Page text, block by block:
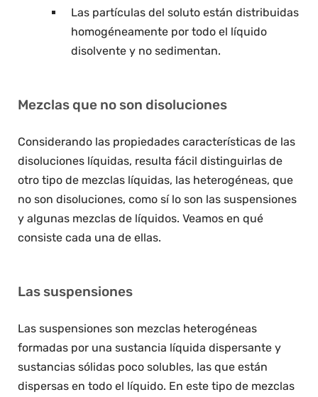
Las partículas del soluto están distribuidas
homogéneamente por todo el líquido
disolvente y no sedimentan.
Mezclas que no son disoluciones
Considerando las propiedades características de las
disoluciones líquidas, resulta fácil distinguirlas de
otro tipo de mezclas líquidas, las heterogéneas, que
no son disoluciones, como sí lo son las suspensiones
y algunas mezclas de líquidos. Veamos en qué
consiste cada una de ellas.
Las suspensiones
Las suspensiones son mezclas heterogéneas
formadas por una sustancia líquida dispersante y
sustancias sólidas poco solubles, las que están
dispersas en todo el líquido. En este tipo de mezclas